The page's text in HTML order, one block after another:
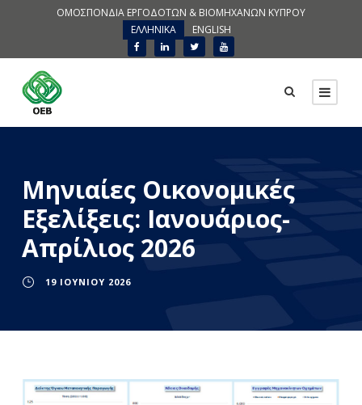
ΟΜΟΣΠΟΝΔΙΑ ΕΡΓΟΔΟΤΩΝ & ΒΙΟΜΗΧΑΝΩΝ ΚΥΠΡΟΥ
ΕΛΛΗΝΙΚΑ
ENGLISH
Μηνιαίες Οικονομικές
Εξελίξεις: Ιανουάριος-
Απρίλιος 2026
19 ΙΟΥΝΊΟΥ 2026